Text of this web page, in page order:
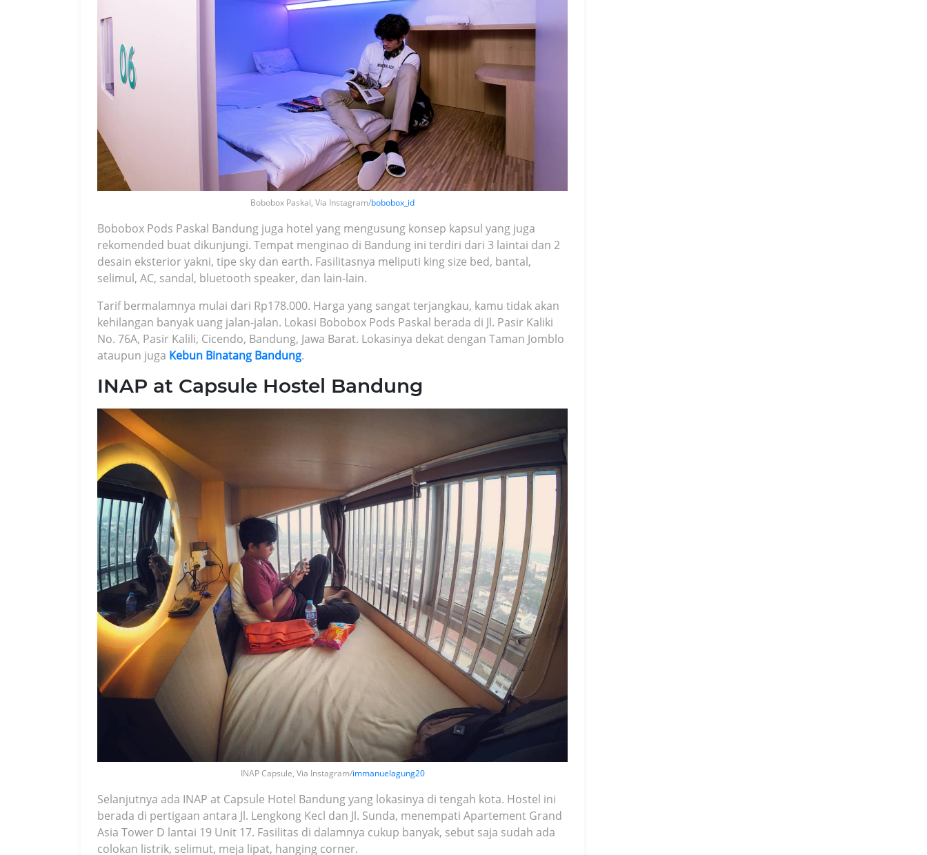
Bobobox Paskal, Via Instagram/bobobox_id
Bobobox Pods Paskal Bandung juga hotel yang mengusung konsep kapsul yang juga
rekomended buat dikunjungi. Tempat menginao di Bandung ini terdiri dari 3 laintai dan 2
desain eksterior yakni, tipe sky dan earth. Fasilitasnya meliputi king size bed, bantal,
selimul, AC, sandal, bluetooth speaker, dan lain-lain.
Tarif bermalamnya mulai dari Rp178.000. Harga yang sangat terjangkau, kamu tidak akan
kehilangan banyak uang jalan-jalan. Lokasi Bobobox Pods Paskal berada di Jl. Pasir Kaliki
No. 76A, Pasir Kalili, Cicendo, Bandung, Jawa Barat. Lokasinya dekat dengan Taman Jomblo
ataupun juga Kebun Binatang Bandung.
INAP at Capsule Hostel Bandung
INAP Capsule, Via Instagram/immanuelagung20
Selanjutnya ada INAP at Capsule Hotel Bandung yang lokasinya di tengah kota. Hostel ini
berada di pertigaan antara Jl. Lengkong Kecl dan Jl. Sunda, menempati Apartement Grand
Asia Tower D lantai 19 Unit 17. Fasilitas di dalamnya cukup banyak, sebut saja sudah ada
colokan listrik, selimut, meja lipat, hanging corner.